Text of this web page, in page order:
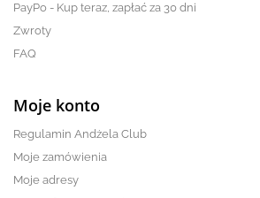
PayPo - Kup teraz, zapłać za 30 dni
Zwroty
FAQ
Moje konto
Regulamin Andżela Club
Moje zamówienia
Moje adresy